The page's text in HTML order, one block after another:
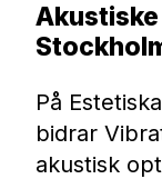
På
bidrar
akustisk